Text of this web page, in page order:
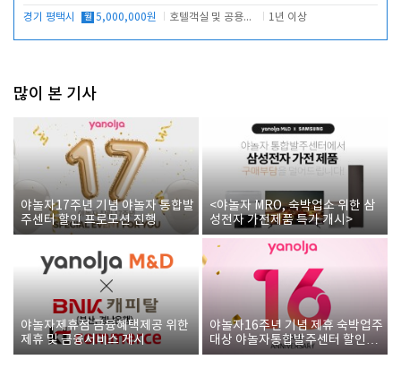
경기 평택시 월 5,000,000원 호텔객실 및 공용시설 청소 관리 1년 이상
많이 본 기사
야놀자17주년 기념 야놀자 통합발
주센터 할인 프로모션 진행
<야놀자 MRO, 숙박업소 위한 삼
성전자 가전제품 특가 개시>
야놀자제휴점 금융혜택제공 위한
제휴 및 금융서비스 게시
야놀자16주년 기념 제휴 숙박업주
대상 야놀자통합발주센터 할인쿠
폰 증정